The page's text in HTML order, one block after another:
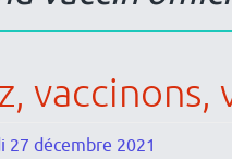
vaccinons,
27 décembre 2021